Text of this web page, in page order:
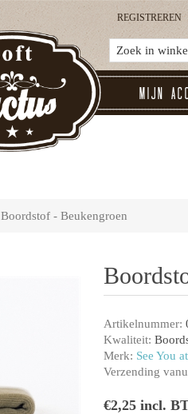
REGISTREREN
Mijn
Boordstof - Beukengroen
Artikelnummer:
Kwaliteit:
Merk: See You
Verzending
€2,25 incl.